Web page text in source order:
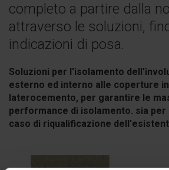
completo a partire dalla
attraverso le soluzioni,
indicazioni di posa.
Soluzioni per l'isolamento
esterno ed interno alle coperture
laterocemento, per garantire le
performance di isolamento. sia per
caso di riqualificazione